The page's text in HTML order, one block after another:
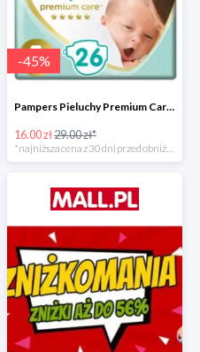
-45%
Pampers Pieluchy Premium Care 1 Newborn -44%
16.00 zł29.00 zł*
*najniższa cena z 30 dni przed obniżką